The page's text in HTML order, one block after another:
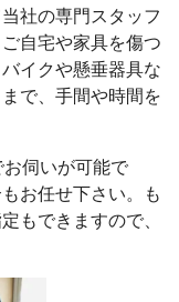
社の専門スタッフ
自宅や家具を傷つ
イクや懸垂器具な
で、手間や時間を
お伺いが可能で
お任せ下さい。も
もできますので、